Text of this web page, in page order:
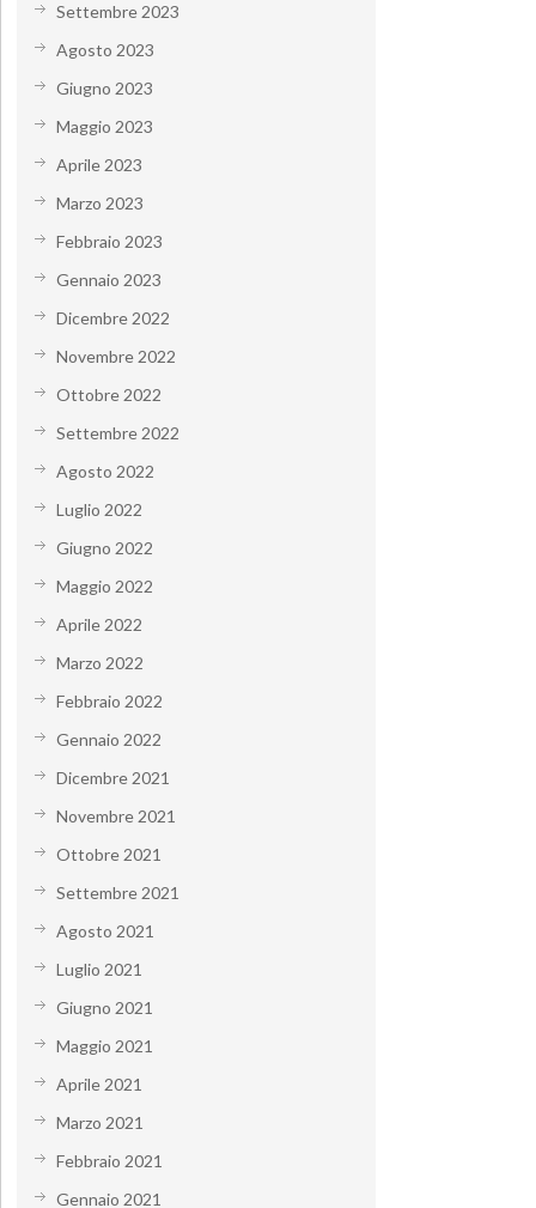
Settembre 2023
Agosto 2023
Giugno 2023
Maggio 2023
Aprile 2023
Marzo 2023
Febbraio 2023
Gennaio 2023
Dicembre 2022
Novembre 2022
Ottobre 2022
Settembre 2022
Agosto 2022
Luglio 2022
Giugno 2022
Maggio 2022
Aprile 2022
Marzo 2022
Febbraio 2022
Gennaio 2022
Dicembre 2021
Novembre 2021
Ottobre 2021
Settembre 2021
Agosto 2021
Luglio 2021
Giugno 2021
Maggio 2021
Aprile 2021
Marzo 2021
Febbraio 2021
Gennaio 2021